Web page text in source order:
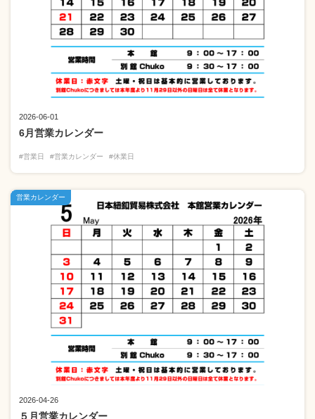
2026-06-01
6月営業カレンダー
#営業日 #営業カレンダー #休業日
2026-04-26
５月営業カレンダー
営業カレンダー